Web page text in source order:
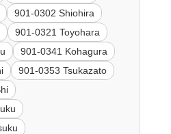
901-0302 Shiohira
901-0321 Toyohara
901-0341 Kohagura
901-0353 Tsukazato